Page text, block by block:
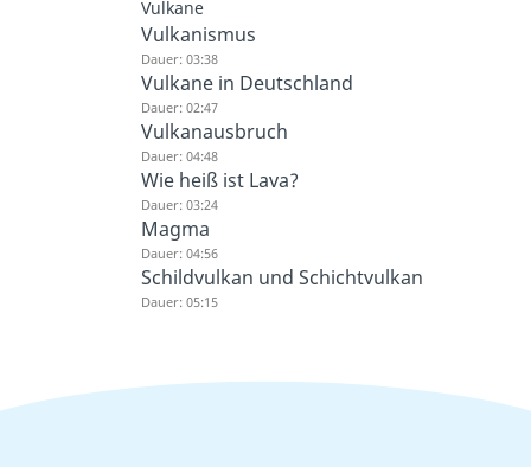
Vulkane
Vulkanismus
Dauer: 03:38
Vulkane in Deutschland
Dauer: 02:47
Vulkanausbruch
Dauer: 04:48
Wie heiß ist Lava?
Dauer: 03:24
Magma
Dauer: 04:56
Schildvulkan und Schichtvulkan
Dauer: 05:15